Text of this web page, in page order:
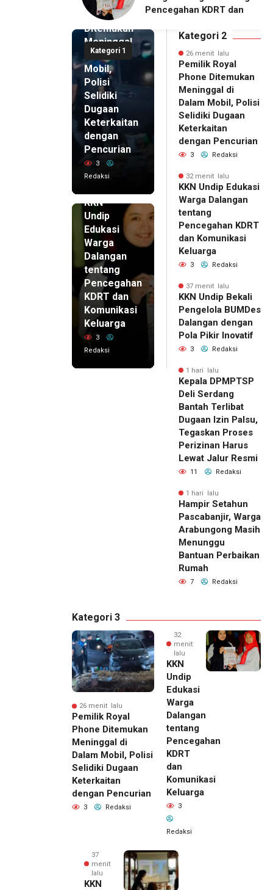
Dalangan dengan Pola
Kategori 1
Phone
Ditemukan
Meninggal
di Dalam
Mobil,
Polisi
Selidiki
Dugaan
Keterkaitan
dengan
Pencurian
3
Redaksi
KKN
Undip
Edukasi
Warga
Dalangan
tentang
Pencegahan
KDRT dan
Komunikasi
Keluarga
3
Redaksi
Kategori 2
26 menit lalu
Pemilik Royal
Phone Ditemukan
Meninggal di
Dalam Mobil, Polisi
Selidiki Dugaan
Keterkaitan
dengan Pencurian
3 Redaksi
32 menit lalu
KKN Undip Edukasi
Warga Dalangan
tentang
Pencegahan KDRT
dan Komunikasi
Keluarga
3 Redaksi
37 menit lalu
KKN Undip Bekali
Pengelola BUMDes
Dalangan dengan
Pola Pikir Inovatif
3 Redaksi
1 hari lalu
Kepala DPMPTSP
Deli Serdang
Bantah Terlibat
Dugaan Izin Palsu,
Tegaskan Proses
Perizinan Harus
Lewat Jalur Resmi
11 Redaksi
1 hari lalu
Hampir Setahun
Pascabanjir, Warga
Arabungong Masih
Menunggu
Bantuan Perbaikan
Rumah
7 Redaksi
Kategori 3
26 menit lalu
Pemilik Royal
Phone Ditemukan
Meninggal di
Dalam Mobil, Polisi
Selidiki Dugaan
Keterkaitan
dengan Pencurian
3 Redaksi
32
menit
lalu
KKN
Undip
Edukasi
Warga
Dalangan
tentang
Pencegahan
KDRT
dan
Komunikasi
Keluarga
3
Redaksi
37
menit
lalu
KKN